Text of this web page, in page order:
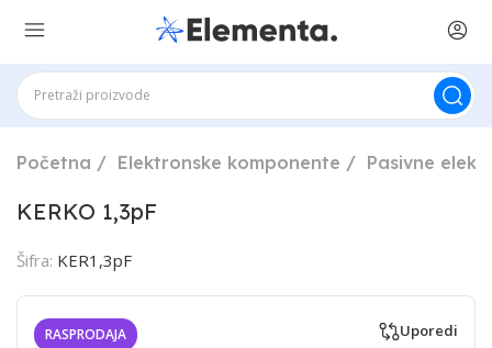
Početna Elektronske komponente Pasivne
KERKO 1,3pF
Šifra: KER1,3pF
RASPRODAJA Uporedi